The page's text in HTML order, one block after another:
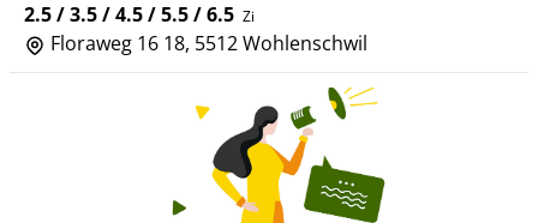
2.5 / 3.5 / 4.5 / 5.5 / 6.5 Zi
Floraweg 16 18, 5512 Wohlenschwil